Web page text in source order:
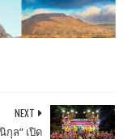
NEXT
กุล” เปิด